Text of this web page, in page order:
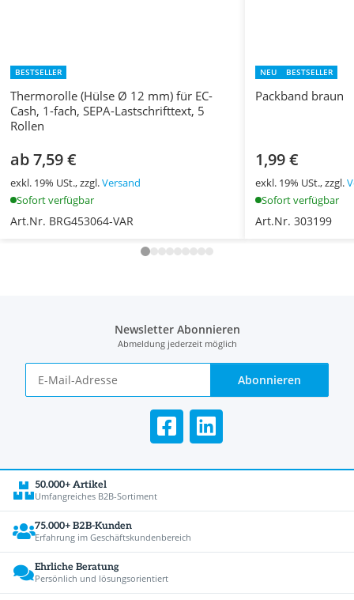
BESTSELLER
Thermorolle (Hülse Ø 12 mm) für EC-
Cash, 1-fach, SEPA-Lastschrifttext, 5
Rollen
ab 7,59 €
exkl. 19% USt., zzgl.Versand
Sofort verfügbar
Art.Nr. BRG453064-VAR
NEU BESTSELLER
Packband braun
1,99 €
exkl. 19% USt., zzgl.
Sofort verfügbar
Art.Nr. 303199
Newsletter Abonnieren
Abmeldung jederzeit möglich
Abonnieren
50.000+ Artikel
Umfangreiches B2B-Sortiment
75.000+ B2B-Kunden
Erfahrung im Geschäftskundenbereich
Ehrliche Beratung
Persönlich und lösungsorientiert